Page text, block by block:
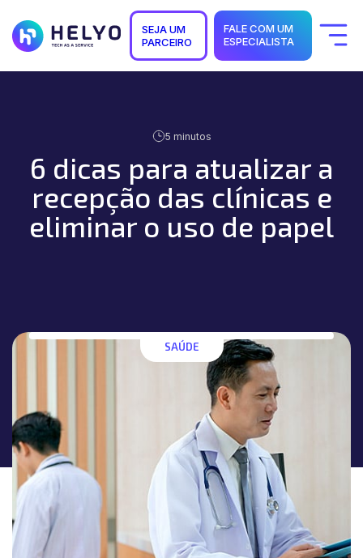
SEJA UM
PARCEIRO
FALE COM UM
ESPECIALISTA
Quem Somos
5 minutos
6 dicas para atualizar a
recepção das clínicas e
eliminar o uso de papel
SAÚDE